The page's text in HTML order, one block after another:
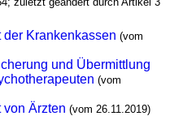
der Krankenkassen (vom
und Übermittlung
(vom
von Ärzten (vom 26.11.2019)